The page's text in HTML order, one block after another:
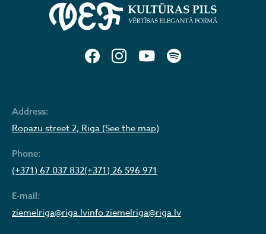
Address:
Ropazu street 2, Riga (See the map)
Phone:
(+371) 67 037 832(+371) 26 596 971
E-mail:
ziemelriga@riga.lvinfo.ziemelriga@riga.lv